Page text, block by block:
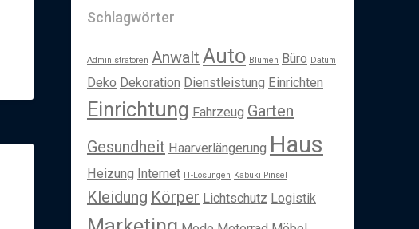
Schlagwörter
Administratoren Anwalt Auto Blumen Büro Datum
Deko Dekoration Dienstleistung Einrichten
Einrichtung Fahrzeug Garten
Gesundheit Haarverlängerung Haus
Heizung Internet IT-Lösungen Kabuki Pinsel
Kleidung Körper Lichtschutz Logistik